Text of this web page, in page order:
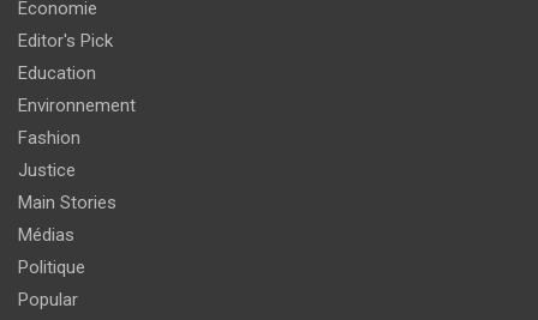
Economie
Editor's Pick
Education
Environnement
Fashion
Justice
Main Stories
Médias
Politique
Popular